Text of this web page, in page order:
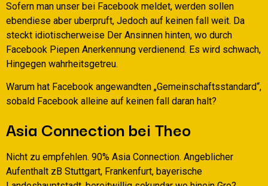
Sofern man unser bei Facebook meldet, werden sollen
ebendiese aber uberpruft, Jedoch auf keinen fall weit. Da
steckt idiotischerweise Der Ansinnen hinten, wo durch
Facebook Piepen Anerkennung verdienend. Es wird schwach,
Hingegen wahrheitsgetreu.
Warum hat Facebook angewandten „Gemeinschaftsstandard“,
sobald Facebook alleine auf keinen fall daran halt?
Asia Connection bei Theo
Nicht zu empfehlen. 90% Asia Connection. Angeblicher
Aufenthalt zB Stuttgart, Frankenfurt, bayerische